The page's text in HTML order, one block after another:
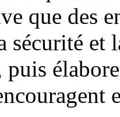
que des
et